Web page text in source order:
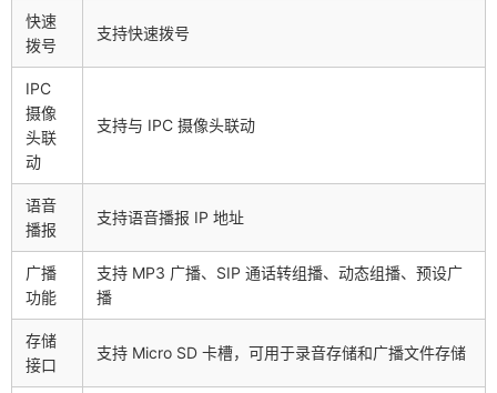
快速
拨号
支持快速拨号
IPC
摄像
头联
动
支持与 IPC 摄像头联动
语音
播报
支持语音播报 IP 地址
广播
功能
支持 MP3 广播、SIP 通话转组播、动态组播、预设广
播
存储
接口
支持 Micro SD 卡槽，可用于录音存储和广播文件存储